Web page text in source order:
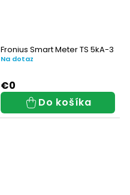
Fronius Smart Meter TS 5kA-3
Na dotaz
€0
Do košíka